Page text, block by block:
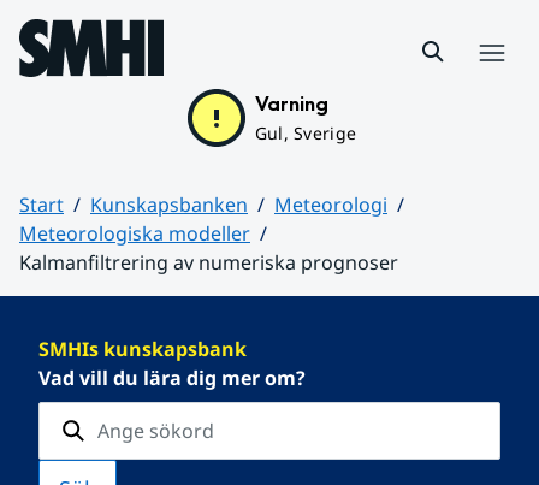
Hoppa till sidans innehåll
Varning
Gul, Sverige
Start Kunskapsbanken
Meteorologi
Meteorologiska modeller
Kalmanfiltrering av numeriska prognoser
SMHIs kunskapsbank
Vad vill du lära dig mer om?